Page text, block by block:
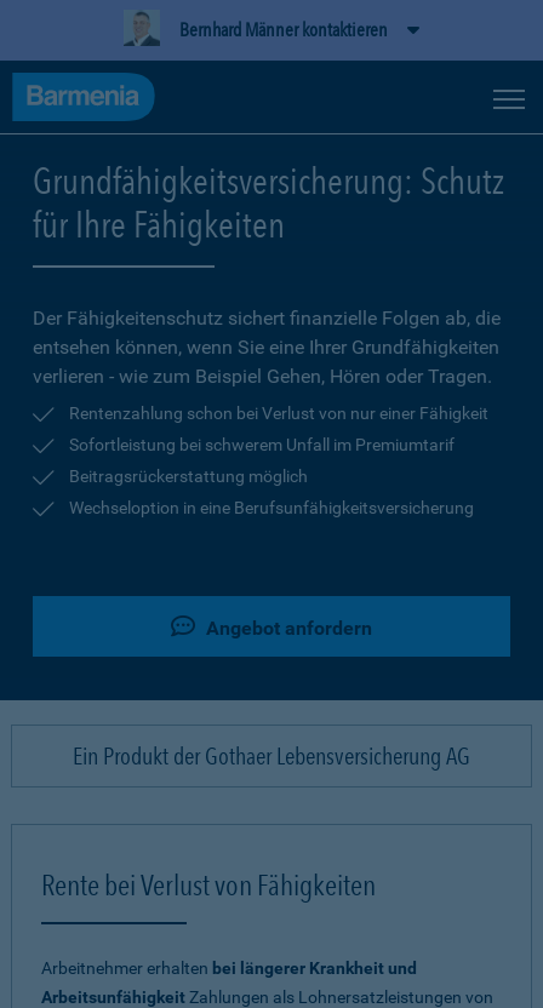
Bernhard Männer kontaktieren
Grundfähigkeitsversicherung: Schutz
für Ihre Fähigkeiten
Der Fähigkeitenschutz sichert finanzielle Folgen ab, die
entsehen können, wenn Sie eine Ihrer Grundfähigkeiten
verlieren - wie zum Beispiel Gehen, Hören oder Tragen.
Rentenzahlung schon bei Verlust von nur einer Fähigkeit
Sofortleistung bei schwerem Unfall im Premiumtarif
Beitragsrückerstattung möglich
Wechseloption in eine Berufsunfähigkeitsversicherung
Angebot anfordern
Ein Produkt der Gothaer Lebensversicherung AG
Rente bei Verlust von Fähigkeiten
Arbeitnehmer erhalten bei längerer Krankheit und
ArbeitsunfähigkeitZahlungen als Lohnersatzleistungen von